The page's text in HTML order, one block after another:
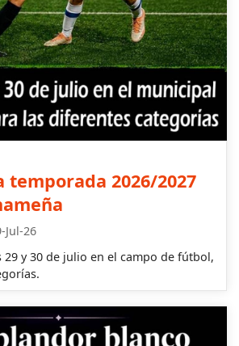
temporada 2026/2027
Jul-26
29 y 30 de julio en el campo de fútbol,